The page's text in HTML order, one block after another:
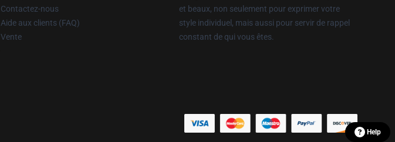
Contactez-nous
Aide aux clients (FAQ)
Vente
et beaux, non seulement pour exprimer votre
style individuel, mais aussi pour servir de rappel
constant de qui vous êtes.
Help